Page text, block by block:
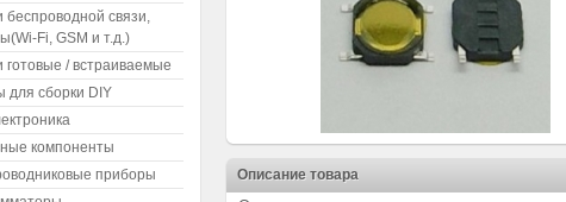
Описание товара
беспроводной связи,
Fi, GSM и т.д.)
готовые / встраиваемые
для сборки DIY
компоненты
приборы